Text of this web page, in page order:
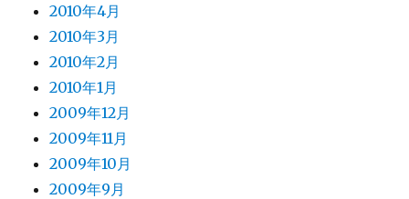
2010年4月
2010年3月
2010年2月
2010年1月
2009年12月
2009年11月
2009年10月
2009年9月